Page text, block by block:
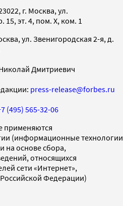
г. Москва, ул.
15, эт. 4, пом. X, ком. 1
ул. Звенигородская 2-я, д.
Дмитриевич
press-release@forbes.ru
(495) 565-32-06
применяются
(информационные технологии
на основе сбора,
относящихся
сети «Интернет»,
Федерации)